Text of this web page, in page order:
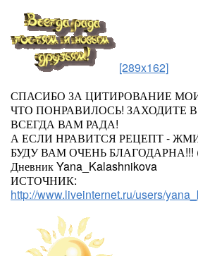
[289x162]
СПАСИБО ЗА ЦИТИРОВАНИЕ
ЧТО ПОНРАВИЛОСЬ! ЗАХОДИТЕ
ВСЕГДА ВАМ РАДА!
А ЕСЛИ НРАВИТСЯ РЕЦЕПТ -
БУДУ ВАМ ОЧЕНЬ БЛАГОДАРНА!!!
Дневник Yana_Kalashnikova
ИСТОЧНИК:
http://www.liveinternet.ru/users/